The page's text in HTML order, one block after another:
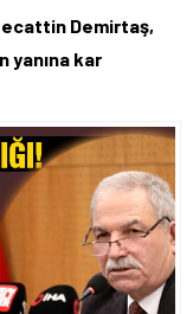
Demirtaş,
yanına kar